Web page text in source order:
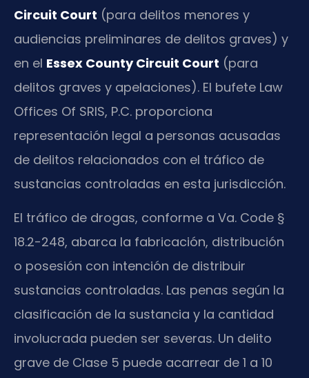
Circuit Court (para delitos menores y
audiencias preliminares de delitos graves) y
en el Essex County Circuit Court (para
delitos graves y apelaciones). El bufete Law
Offices Of SRIS, P.C. proporciona
representación legal a personas acusadas
de delitos relacionados con el tráfico de
sustancias controladas en esta jurisdicción.
El tráfico de drogas, conforme a Va. Code §
18.2-248, abarca la fabricación, distribución
o posesión con intención de distribuir
sustancias controladas. Las penas según la
clasificación de la sustancia y la cantidad
involucrada pueden ser severas. Un delito
grave de Clase 5 puede acarrear de 1 a 10